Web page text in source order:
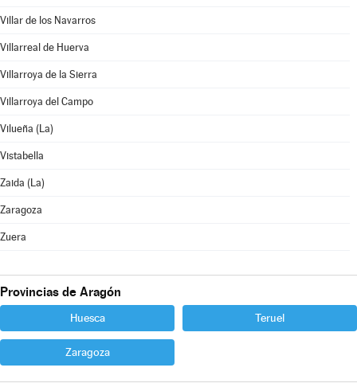
Villar de los Navarros
Villarreal de Huerva
Villarroya de la Sierra
Villarroya del Campo
Vilueña (La)
Vistabella
Zaida (La)
Zaragoza
Zuera
Provincias de Aragón
Huesca Teruel
Zaragoza